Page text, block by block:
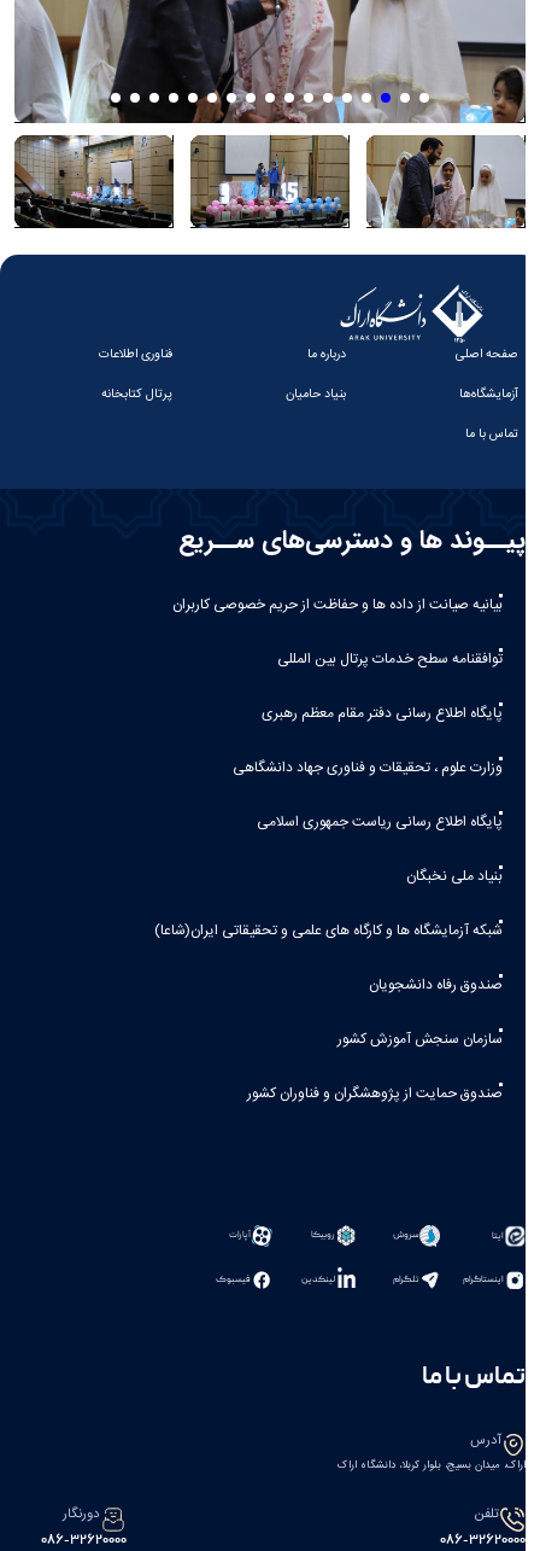
صفحه اصلی درباره ما
فناوری اطلاعات
آزمایشگاه‌ها
بنیاد حامیان
پرتال کتابخانه
تماس با ما
پیــوند ها و دسترسی‌های ســریع
بیانیه صيانت از داده ها و حفاظت از حريم خصوصی كاربران
توافقنامه سطح خدمات پرتال بین المللی
پایگاه اطلاع رسانی دفتر مقام معظم رهبری
وزارت علوم ، تحقیقات و فناوری جهاد دانشگاهی
پایگاه اطلاع رسانی ریاست جمهوری اسلامی
بنیاد ملی نخبگان
شبکه آزمایشگاه ها و کارگاه های علمی و تحقیقاتی ایران(شاعا)
صندوق رفاه دانشجویان
سازمان سنجش آموزش کشور
صندوق حمایت از پژوهشگران و فناوران کشور
ایتا سروش روبیکا آپارات
اینستاگرام تلگرام لینکدین فیسبوک
تماس با ما
آدرس
اراک، میدان بسیج، بلوار کربلا، دانشگاه اراک
تلفن
086-32620000
دورنگار
086-32620000